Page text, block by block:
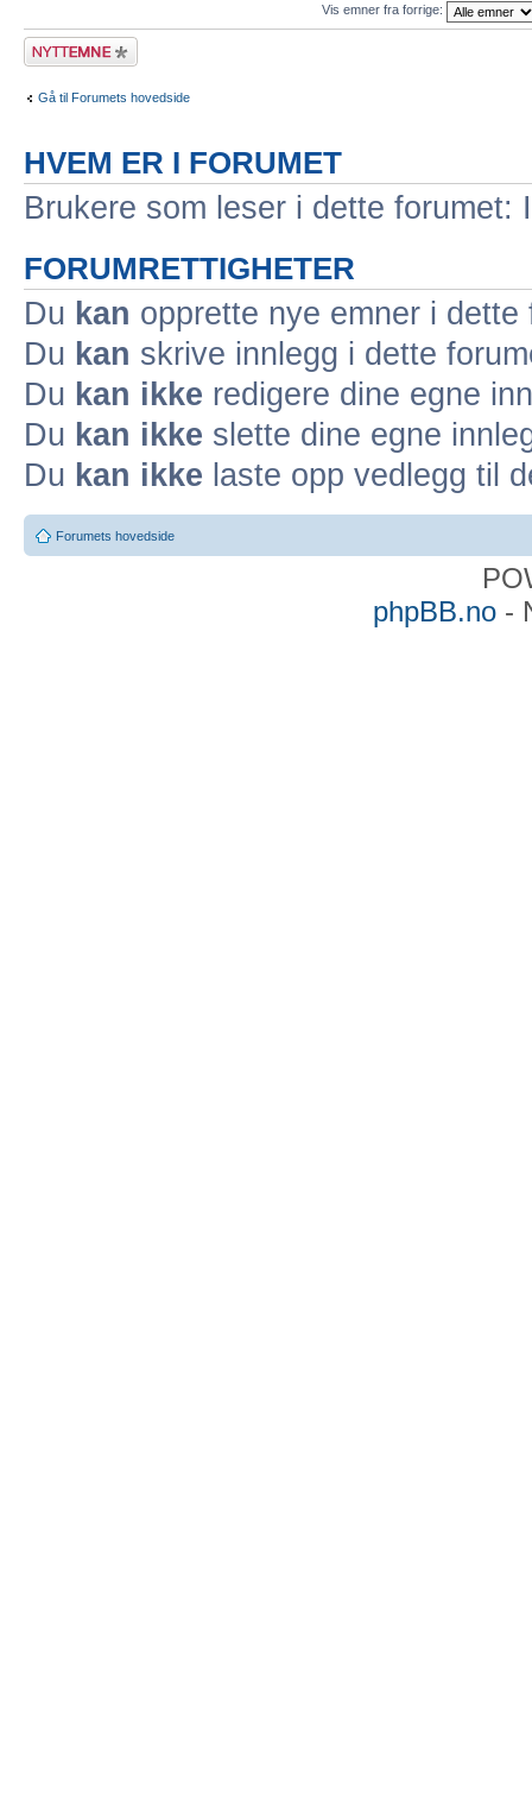
Vis emner fra forrige:
Legg inn et nytt
emne
Gå til Forumets hovedside
HVEM ER I FORUMET
Brukere som leser i dette
FORUMRETTIGHETER
Du kan opprette nye emner i dette
Du kan skrive innlegg i dette
Du kan ikke redigere dine egne
Du kan ikke slette dine egne
Du kan ikke laste opp vedlegg til
Forumets hovedside
phpBB.no-